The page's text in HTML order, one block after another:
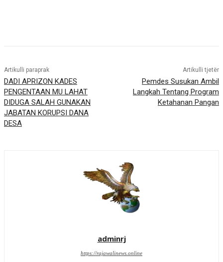
Artikulli paraprak
DADI APRIZON KADES
PENGENTAAN MU LAHAT
DIDUGA SALAH GUNAKAN
JABATAN KORUPSI DANA
DESA
Artikulli tjetër
Pemdes Susukan Ambil
Langkah Tentang Program
Ketahanan Pangan
adminrj
https://rajawalinews.online